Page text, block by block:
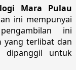
Mara Pulau
ini mempunyai
ini
yang terlibat dan
dipanggil untuk